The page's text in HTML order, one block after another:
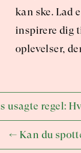
kan ske. Lad
inspirere dig
oplevelser,
usagte regel:
← Kan du